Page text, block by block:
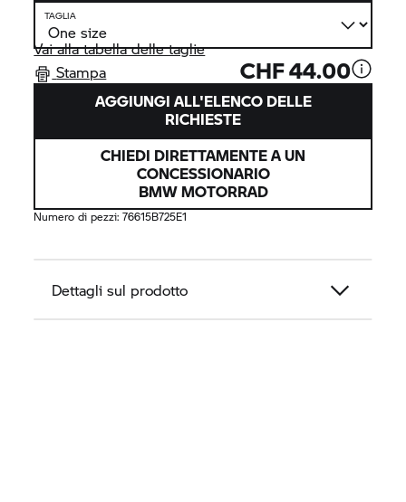
TAGLIA
Vai alla tabella delle taglie
Stampa
CHF 44.00
AGGIUNGI ALL'ELENCO DELLE
RICHIESTE
CHIEDI DIRETTAMENTE A UN
CONCESSIONARIO
BMW MOTORRAD
Numero di pezzi:76615B725E1
Dettagli sul prodotto